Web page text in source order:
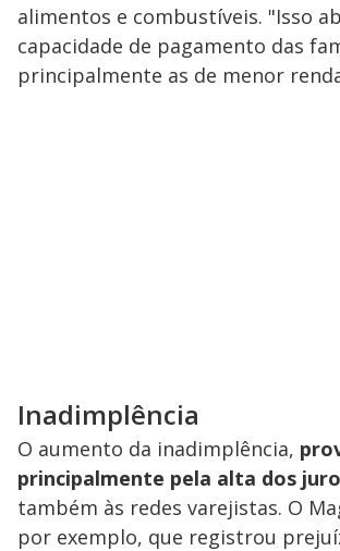
alimentos e combustíveis. "Isso
capacidade de pagamento das
principalmente as de menor
Inadimplência
O aumento da inadimplência,
principalmente pela alta dos
também às redes varejistas. O
por exemplo, que registrou